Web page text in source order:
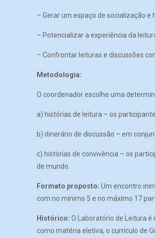
– Gerar um espaço de socialização
– Potencializar a experiência da
– Confrontar leituras e discussões
Metodologia:
O coordenador escolhe uma
a) histórias de leitura – os
b) itinerário de discussão – em
c) histórias de convivência – os
de mundo.
Formato proposto: Um encontro
com no mínimo 5 e no máximo 17
Histórico: O Laboratório de Leitura
como matéria eletiva, o currículo de